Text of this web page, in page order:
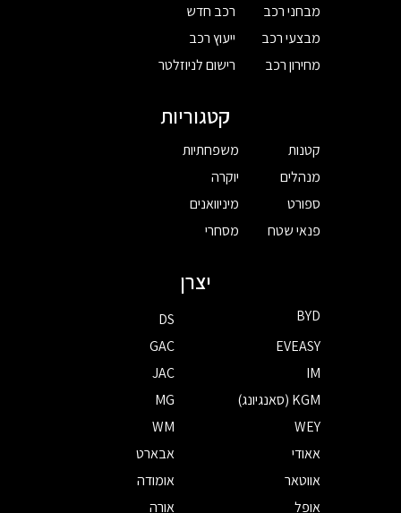
מבחני רכב
מבצעי רכב
מחירון רכב
רכב חדש
ייעוץ רכב
רישום לניוזלטר
קטגוריות
קטנות
מנהלים
ספורט
פנאי שטח
משפחתיות
יוקרה
מיניוואנים
מסחרי
יצרן
BYD
DS
EVEASY
GAC
IM
JAC
KGM (סאנגיונג)
MG
WEY
WM
אאודי
אבארט
אווטאר
אומודה
אופל
אורה